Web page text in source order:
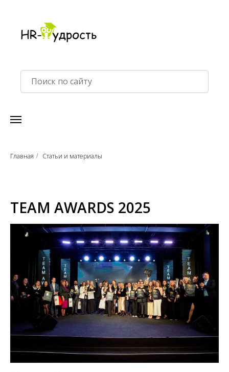
Главная / Статьи и материалы
TEAM AWARDS 2025